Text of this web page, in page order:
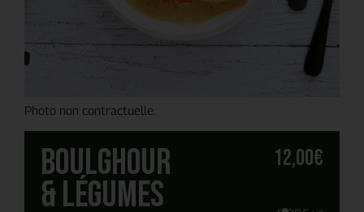
Photo non contractuelle.
Boulghour
& légumes
12,00€